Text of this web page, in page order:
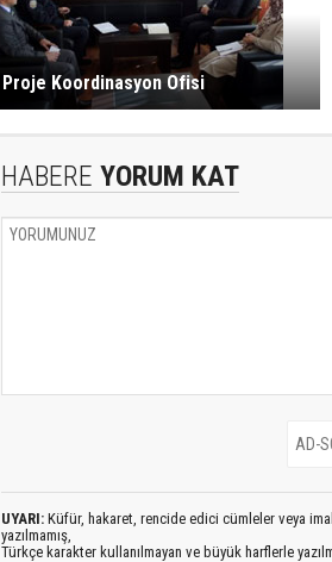
Proje Koordinasyon Ofisi
HABERE YORUM KAT
UYARI: Küfür, hakaret, rencide edici cümleler veya
yazılmamış,
Türkçe karakter kullanılmayan ve büyük harflerle